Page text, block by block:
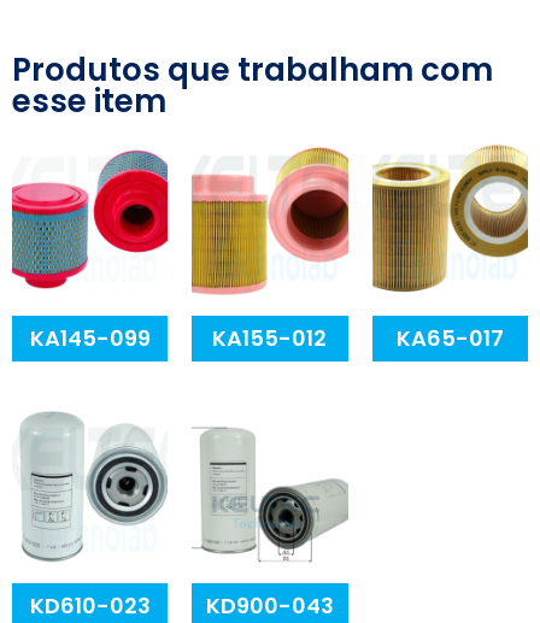
Produtos que trabalham com
esse item
KA145-099 KA155-012 KA65-017
KD610-023 KD900-043